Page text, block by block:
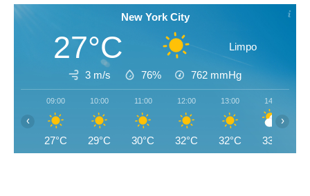
New York City
27°C Limpo
3 m/s 76% 762 mmHg
09:00
27°C
10:00
29°C
11:00
30°C
12:00
32°C
13:00
32°C
14:00
33°C
‹ ›